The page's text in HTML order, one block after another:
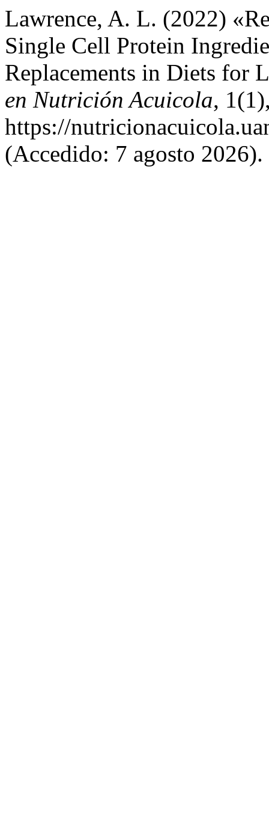
Lawrence, A. L. (2022)
Single Cell Protein
Replacements in Diets for
en Nutrición Acuicola,
https://
(Accedido: 7 agosto 2026).